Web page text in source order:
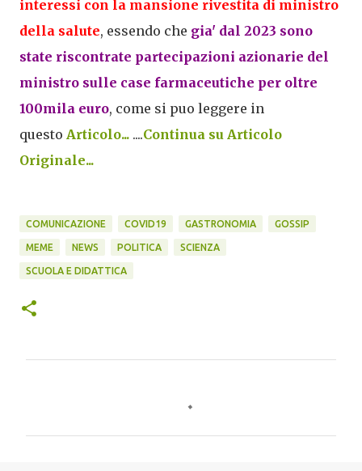
interessi con la mansione rivestita di ministro
della salute, essendo che gia' dal 2023 sono
state riscontrate partecipazioni azionarie del
ministro sulle case farmaceutiche per oltre
100mila euro, come si puo leggere in
questo Articolo... ....Continua su Articolo
Originale...
COMUNICAZIONE COVID19 GASTRONOMIA GOSSIP
MEME NEWS POLITICA SCIENZA
SCUOLA E DIDATTICA